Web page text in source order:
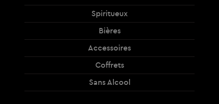
Spiritueux
Bières
Accessoires
Coffrets
Sans Alcool